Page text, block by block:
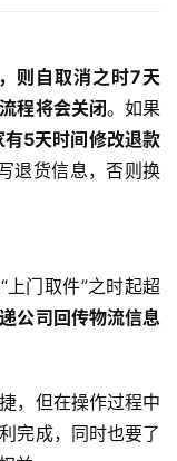
则自取消之时7天
程将会关闭。如果
5天时间修改退款
退货信息，否则换
上门取件”之时起超
公司回传物流信息
，但在操作过程中
完成，同时也要了